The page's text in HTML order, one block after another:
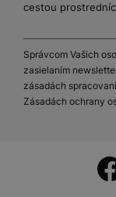
cestou
Správcom Vašich
zasielaním
zásadách
Zásadách ochrany